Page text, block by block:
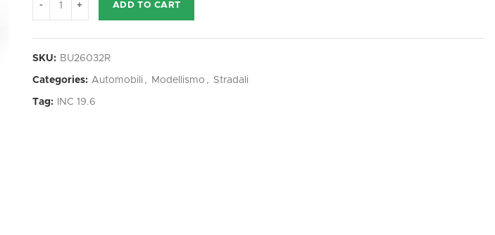
ADD TO CART
SKU: BU26032R
Categories: Automobili , Modellismo , Stradali
Tag: INC 19.6